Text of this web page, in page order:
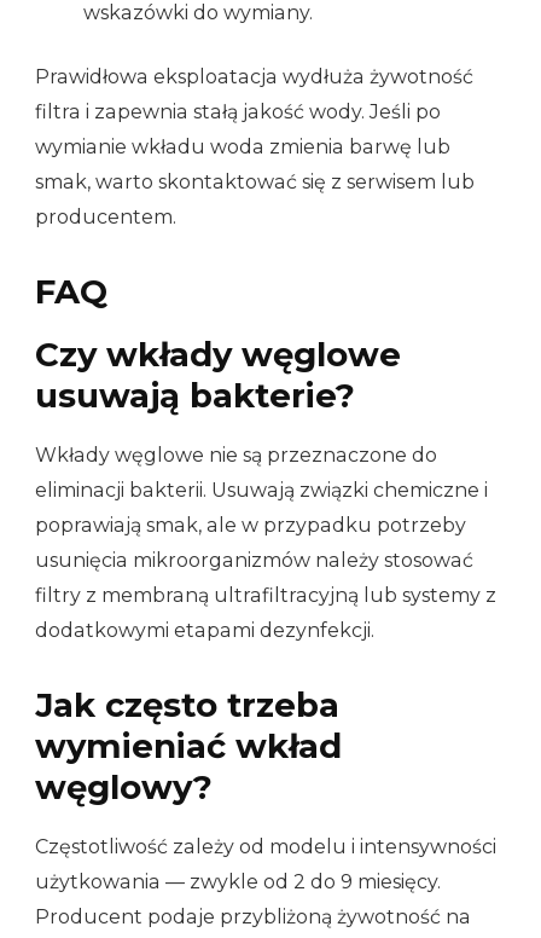
wskazówki do wymiany.
Prawidłowa eksploatacja wydłuża żywotność
filtra i zapewnia stałą jakość wody. Jeśli po
wymianie wkładu woda zmienia barwę lub
smak, warto skontaktować się z serwisem lub
producentem.
FAQ
Czy wkłady węglowe
usuwają bakterie?
Wkłady węglowe nie są przeznaczone do
eliminacji bakterii. Usuwają związki chemiczne i
poprawiają smak, ale w przypadku potrzeby
usunięcia mikroorganizmów należy stosować
filtry z membraną ultrafiltracyjną lub systemy z
dodatkowymi etapami dezynfekcji.
Jak często trzeba
wymieniać wkład
węglowy?
Częstotliwość zależy od modelu i intensywności
użytkowania — zwykle od 2 do 9 miesięcy.
Producent podaje przybliżoną żywotność na